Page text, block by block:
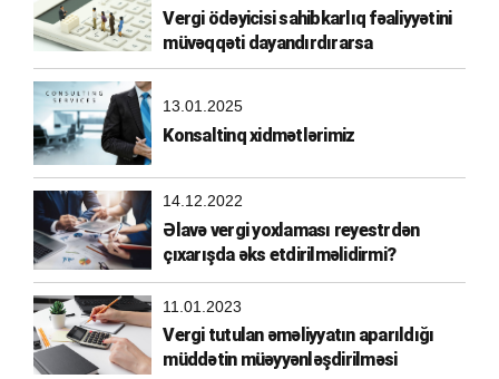
Vergi ödəyicisi sahibkarlıq fəaliyyətini
müvəqqəti dayandırdırarsa
13.01.2025
Konsaltinq xidmətlərimiz
14.12.2022
Əlavə vergi yoxlaması reyestrdən
çıxarışda əks etdirilməlidirmi?
11.01.2023
Vergi tutulan əməliyyatın aparıldığı
müddətin müəyyənləşdirilməsi